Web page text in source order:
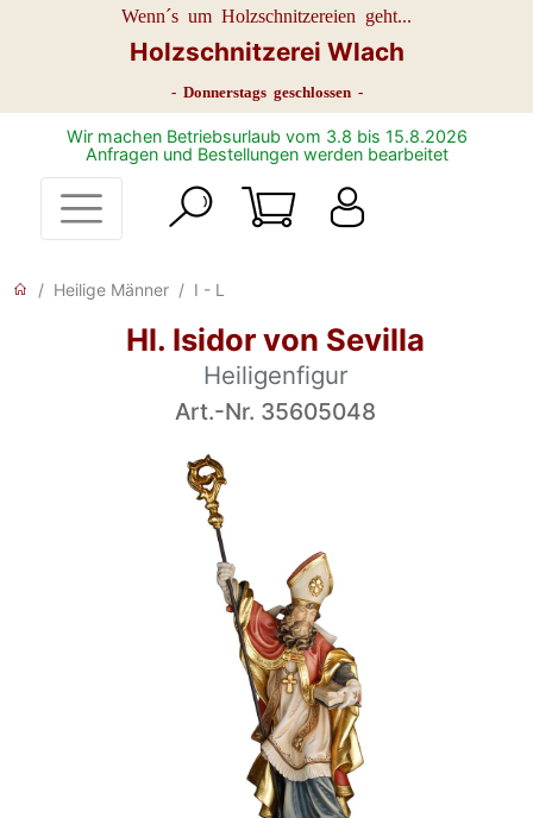
Wenn´s um Holzschnitzereien geht...
Holzschnitzerei Wlach
- Donnerstags geschlossen -
Wir machen Betriebsurlaub vom 3.8 bis 15.8.2026
Anfragen und Bestellungen werden bearbeitet
Heilige Männer I - L
Hl. Isidor von Sevilla
Heiligenfigur
Art.-Nr. 35605048